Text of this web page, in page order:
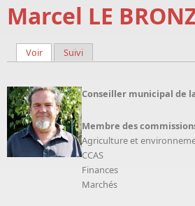
Marcel LE
Voir(onglet actif)
Suivi
Conseiller municipal de
Membre des
Agriculture et
CCAS
Finances
Marchés